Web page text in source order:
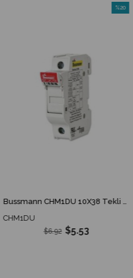
Bussmann CHM1DU 10X38 Tekli Sigorta
CHM1DU
$5.53
$6.92
%20